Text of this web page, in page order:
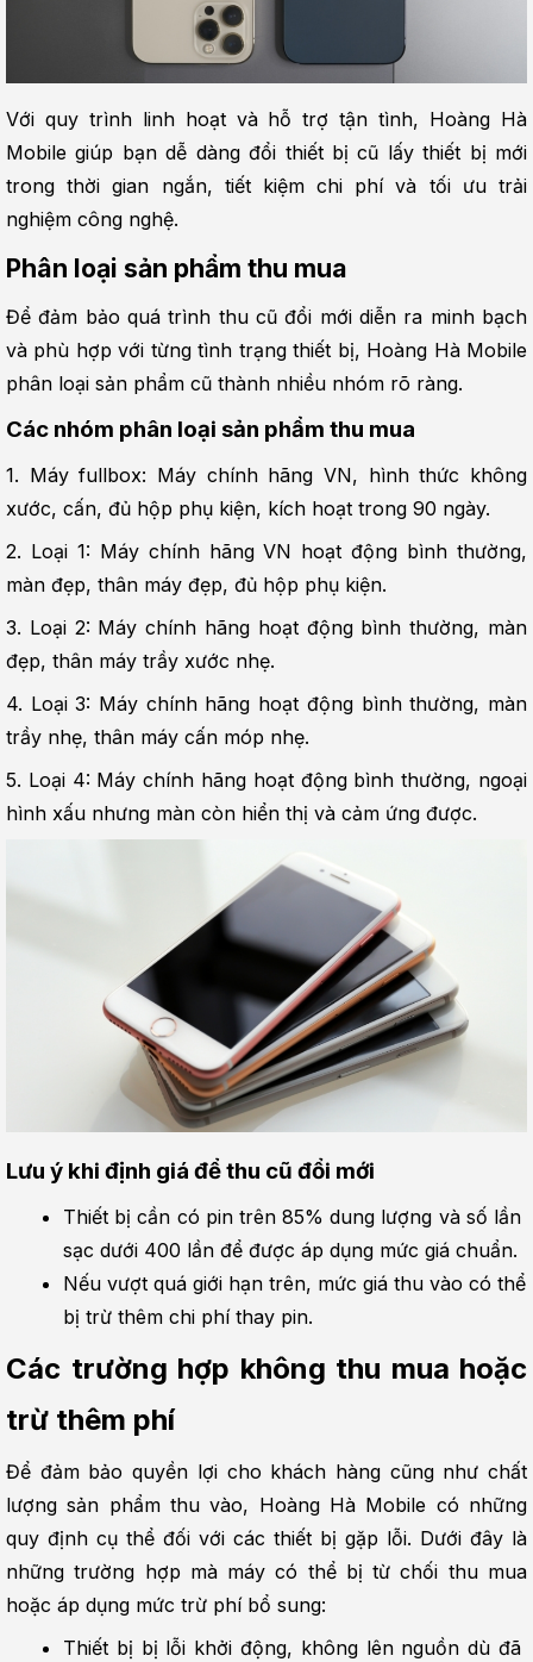
Với quy trình linh hoạt và hỗ trợ tận tình, Hoàng Hà
Mobile giúp bạn dễ dàng đổi thiết bị cũ lấy thiết bị mới
trong thời gian ngắn, tiết kiệm chi phí và tối ưu trải
nghiệm công nghệ.
Phân loại sản phẩm thu mua
Để đảm bảo quá trình thu cũ đổi mới diễn ra minh bạch
và phù hợp với từng tình trạng thiết bị, Hoàng Hà Mobile
phân loại sản phẩm cũ thành nhiều nhóm rõ ràng.
Các nhóm phân loại sản phẩm thu mua
1. Máy fullbox: Máy chính hãng VN, hình thức không
xước, cấn, đủ hộp phụ kiện, kích hoạt trong 90 ngày.
2. Loại 1: Máy chính hãng VN hoạt động bình thường,
màn đẹp, thân máy đẹp, đủ hộp phụ kiện.
3. Loại 2: Máy chính hãng hoạt động bình thường, màn
đẹp, thân máy trầy xước nhẹ.
4. Loại 3: Máy chính hãng hoạt động bình thường, màn
trầy nhẹ, thân máy cấn móp nhẹ.
5. Loại 4: Máy chính hãng hoạt động bình thường, ngoại
hình xấu nhưng màn còn hiển thị và cảm ứng được.
Lưu ý khi định giá để thu cũ đổi mới
Thiết bị cần có pin trên 85% dung lượng và số lần
sạc dưới 400 lần để được áp dụng mức giá chuẩn.
Nếu vượt quá giới hạn trên, mức giá thu vào có thể
bị trừ thêm chi phí thay pin.
Các trường hợp không thu mua hoặc
trừ thêm phí
Để đảm bảo quyền lợi cho khách hàng cũng như chất
lượng sản phẩm thu vào, Hoàng Hà Mobile có những
quy định cụ thể đối với các thiết bị gặp lỗi. Dưới đây là
những trường hợp mà máy có thể bị từ chối thu mua
hoặc áp dụng mức trừ phí bổ sung:
Thiết bị bị lỗi khởi động, không lên nguồn dù đã